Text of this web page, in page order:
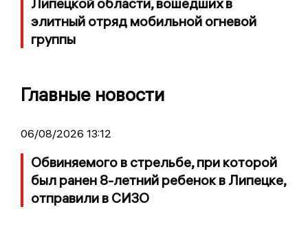
элитный отряд мобильной огневой
группы
Главные новости
06/08/2026 13:12
Обвиняемого в стрельбе, при которой
был ранен 8-летний ребенок в Липецке,
отправили в СИЗО